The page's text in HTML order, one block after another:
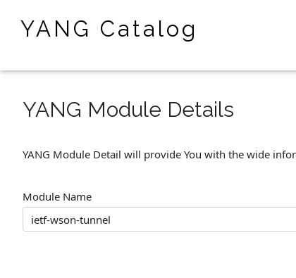
YANG Catalog
YANG Module Details
YANG Module Detail will provide You with the wide
Module Name